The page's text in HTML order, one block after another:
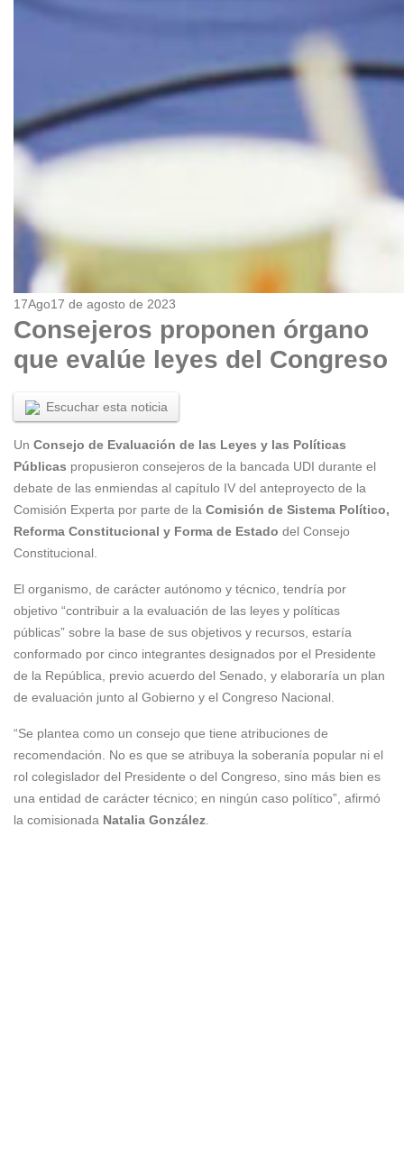
17Ago17 de agosto de 2023
Consejeros proponen órgano
que evalúe leyes del Congreso
Escuchar esta noticia
Un Consejo de Evaluación de las Leyes y las Políticas
Públicas propusieron consejeros de la bancada UDI durante el
debate de las enmiendas al capítulo IV del anteproyecto de la
Comisión Experta por parte de la Comisión de Sistema Político,
Reforma Constitucional y Forma de Estado del Consejo
Constitucional.
El organismo, de carácter autónomo y técnico, tendría por
objetivo “contribuir a la evaluación de las leyes y políticas
públicas” sobre la base de sus objetivos y recursos, estaría
conformado por cinco integrantes designados por el Presidente
de la República, previo acuerdo del Senado, y elaboraría un plan
de evaluación junto al Gobierno y el Congreso Nacional.
“Se plantea como un consejo que tiene atribuciones de
recomendación. No es que se atribuya la soberanía popular ni el
rol colegislador del Presidente o del Congreso, sino más bien es
una entidad de carácter técnico; en ningún caso político”, afirmó
la comisionada Natalia González.